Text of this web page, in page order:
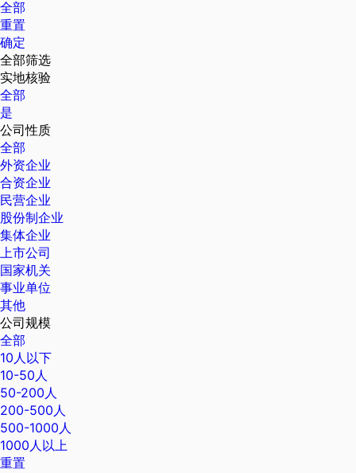
全部
重置
确定
全部筛选
实地核验
全部
是
公司性质
全部
外资企业
合资企业
民营企业
股份制企业
集体企业
上市公司
国家机关
事业单位
其他
公司规模
全部
10人以下
10-50人
50-200人
200-500人
500-1000人
1000人以上
重置